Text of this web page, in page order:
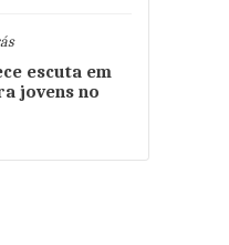
escuta em
jovens no